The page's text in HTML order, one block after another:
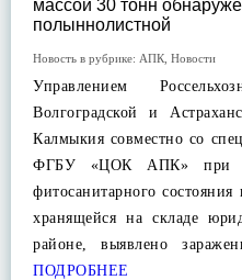
массой 30 тонн
полыннолистной
Новость в рубрике: АПК Новости
Управлением
Волгоградской и
Калмыкия совместно со
ФГБУ «ЦОК АПК» при
фитосанитарного
хранящейся на складе
районе, выявлено
ПОДРОБНЕЕ